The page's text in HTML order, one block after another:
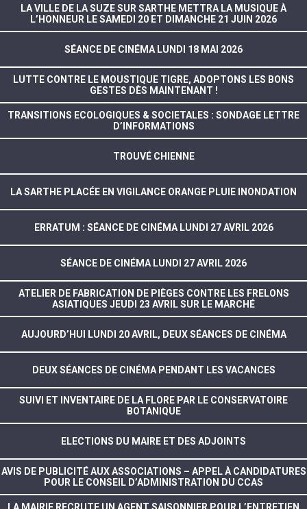
LA VILLE DE LA SUZE SUR SARTHE METTRA LA MUSIQUE À
L’HONNEUR LE SAMEDI 20 ET DIMANCHE 21 JUIN 2026
SÉANCE DE CINÉMA LUNDI 18 MAI 2026
LUTTE CONTRE LE MOUSTIQUE TIGRE, ADOPTONS LES BONS
GESTES DÈS MAINTENANT !
TRANSITIONS ECOLOGIQUES & SOCIETALES : SONDAGE LETTRE
D’INFORMATIONS
TROUVÉ CHIENNE
LA SARTHE PLACÉE EN VIGILANCE ORANGE PLUIE INONDATION
ERRATUM : SÉANCE DE CINÉMA LUNDI 27 AVRIL 2026
SÉANCE DE CINÉMA LUNDI 27 AVRIL 2026
ATELIER DE FABRICATION DE PIÈGES CONTRE LES FRELONS
ASIATIQUES JEUDI 23 AVRIL SUR LE MARCHÉ
AUJOURD’HUI LUNDI 20 AVRIL, DEUX SÉANCES DE CINÉMA
DEUX SÉANCES DE CINÉMA PENDANT LES VACANCES
SUIVI ET INVENTAIRE DE LA FLORE PAR LE CONSERVATOIRE
BOTANIQUE
ELECTIONS DU MAIRE ET DES ADJOINTS
AVIS DE PUBLICITÉ AUX ASSOCIATIONS – APPEL À CANDIDATURES
POUR LE CONSEIL D’ADMINISTRATION DU CCAS